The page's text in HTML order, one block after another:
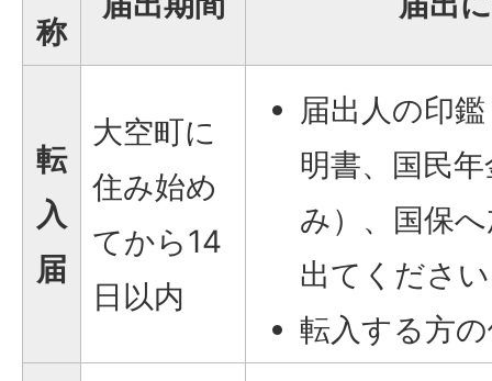
称
転
入
届
大空町に
住み始め
てから14
日以内
届出人の印
明書、国民
み）、国保
出てくださ
転入する方